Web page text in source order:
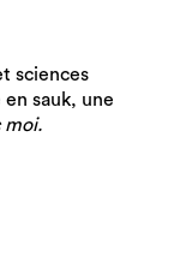
sciences
sauk, une
moi.